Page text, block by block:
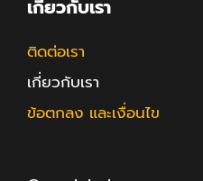
เกี่ยวกับเรา
ติดต่อเรา
เกี่ยวกับเรา
ข้อตกลง และเงื่อนไข